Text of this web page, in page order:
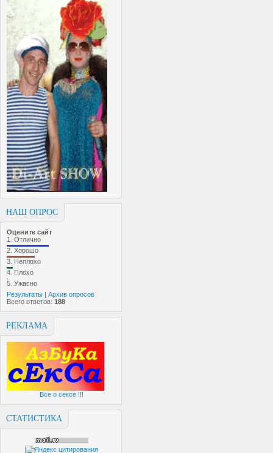
НАШ ОПРОС
Оцените сайт
1. Отлично
2. Хорошо
3. Неплохо
4. Плохо
5. Ужасно
Результаты | Архив опросов
Всего ответов: 188
РЕКЛАМА
Все о сексе !!!
СТАТИСТИКА